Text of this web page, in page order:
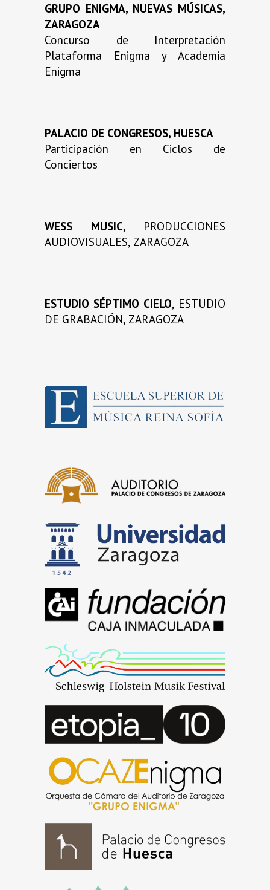
GRUPO ENIGMA, NUEVAS MÚSICAS,
ZARAGOZA
Concurso de Interpretación
Plataforma Enigma y Academia
Enigma
PALACIO DE CONGRESOS, HUESCA
Participación en Ciclos de
Conciertos
WESS MUSIC, PRODUCCIONES
AUDIOVISUALES, ZARAGOZA
ESTUDIO SÉPTIMO CIELO, ESTUDIO
DE GRABACIÓN, ZARAGOZA